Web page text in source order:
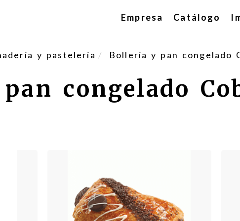
Empresa Catálogo
y pastelería Bollería y pan congelado
congelado